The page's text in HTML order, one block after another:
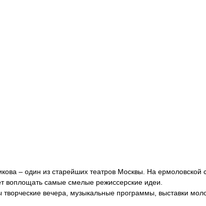
– один из старейших театров Москвы. На ермоловской
воплощать самые смелые режиссерские идеи.
вечера, музыкальные программы, выставки